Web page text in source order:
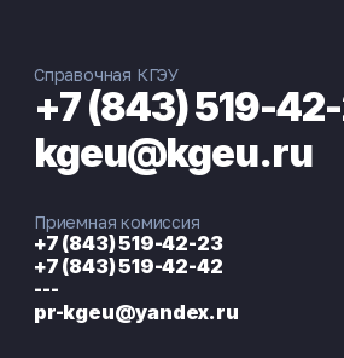
Справочная КГЭУ
+7 (843) 519-
kgeu@kgeu.ru
Приемная комиссия
+7 (843) 519-42-23
+7 (843) 519-42-42
---
pr-kgeu@yandex.ru